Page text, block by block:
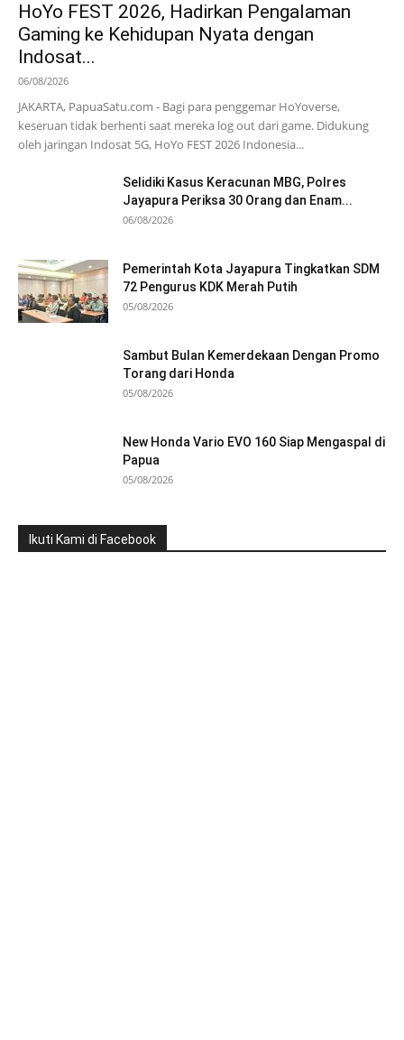
HoYo FEST 2026, Hadirkan Pengalaman
Gaming ke Kehidupan Nyata dengan
Indosat...
06/08/2026
JAKARTA, PapuaSatu.com - Bagi para penggemar HoYoverse,
keseruan tidak berhenti saat mereka log out dari game. Didukung
oleh jaringan Indosat 5G, HoYo FEST 2026 Indonesia...
Selidiki Kasus Keracunan MBG, Polres
Jayapura Periksa 30 Orang dan Enam...
06/08/2026
Pemerintah Kota Jayapura Tingkatkan SDM
72 Pengurus KDK Merah Putih
05/08/2026
Sambut Bulan Kemerdekaan Dengan Promo
Torang dari Honda
05/08/2026
New Honda Vario EVO 160 Siap Mengaspal di
Papua
05/08/2026
Ikuti Kami di Facebook